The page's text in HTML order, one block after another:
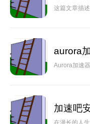
这篇文章描
aurora
Aurora加速
加速吧
在漫长的人